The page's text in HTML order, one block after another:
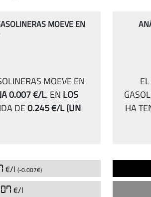
MOEVE EN
MOEVE EN
0.007 €/L. EN LOS
DE0.245 €/L(UN
€/l (-0.007€)
€/l
EL
HA
Análisis